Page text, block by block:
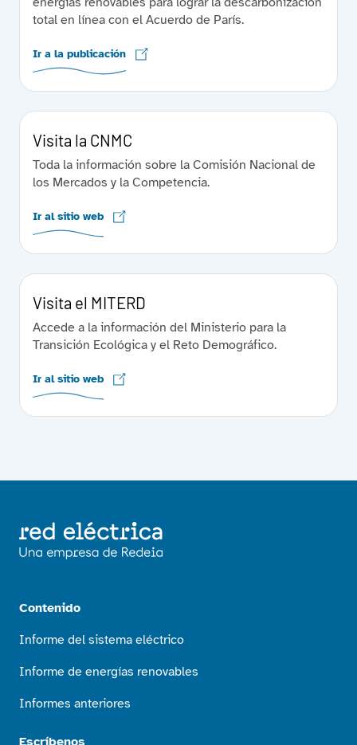
total en línea con el Acuerdo de París.
Ir a la publicación
Visita la CNMC
Toda la información sobre la Comisión Nacional de
los Mercados y la Competencia.
Ir al sitio web
Visita el MITERD
Accede a la información del Ministerio para la
Transición Ecológica y el Reto Demográfico.
Ir al sitio web
Contenido
Informe del sistema eléctrico
Informe de energías renovables
Informes anteriores